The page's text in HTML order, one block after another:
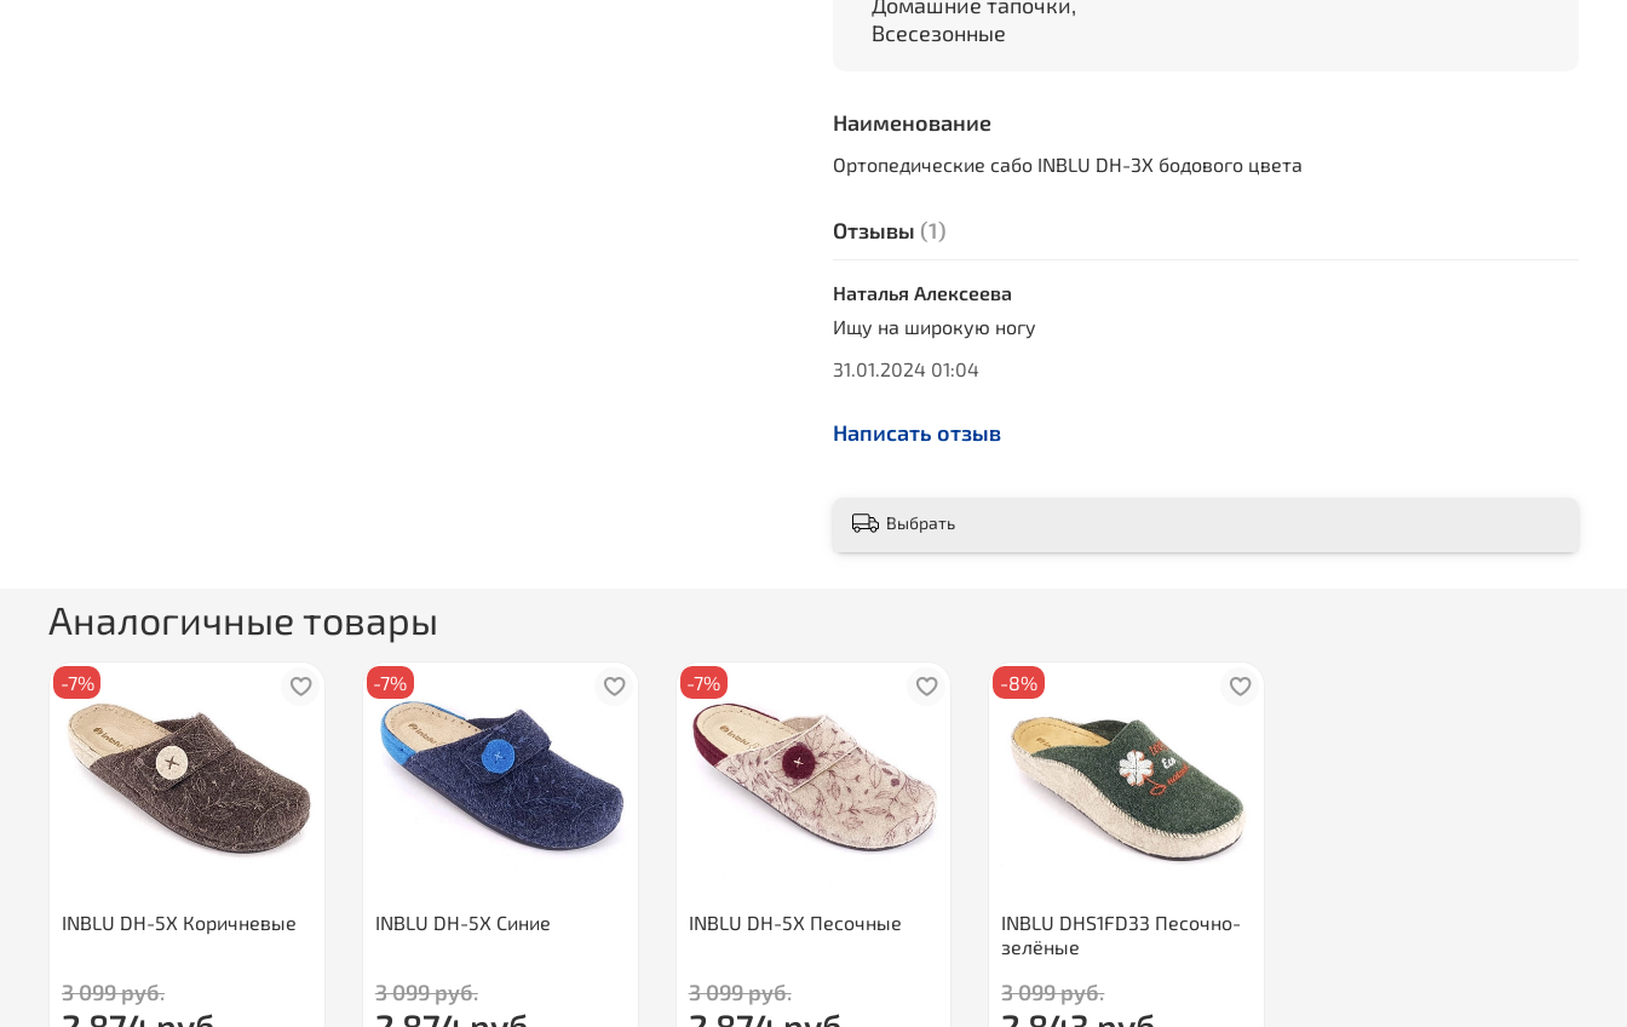
Домашние тапочки,
Всесезонные
Наименование
Ортопедические сабо INBLU DH-3X бодового цвета
Отзывы (1)
Наталья Алексеева
Ищу на широкую ногу
31.01.2024 01:04
Написать отзыв
Выбрать
Аналогичные товары
-7%
INBLU DH-5X Коричневые
3 099 руб.
-7%
INBLU DH-5X Синие
3 099 руб.
-7%
INBLU DH-5X Песочные
3 099 руб.
-8%
INBLU DHS1FD33 Песочно-
зелёные
3 099 руб.